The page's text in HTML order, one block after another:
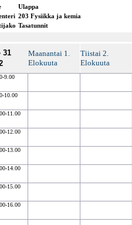
Ulappa
203 Fysiikka ja kemia
Tasatunnit
31
Maanantai 1.
Elokuuta
Tiistai 2.
Elokuuta
9.00
10.00
11.00
12.00
13.00
14.00
15.00
16.00